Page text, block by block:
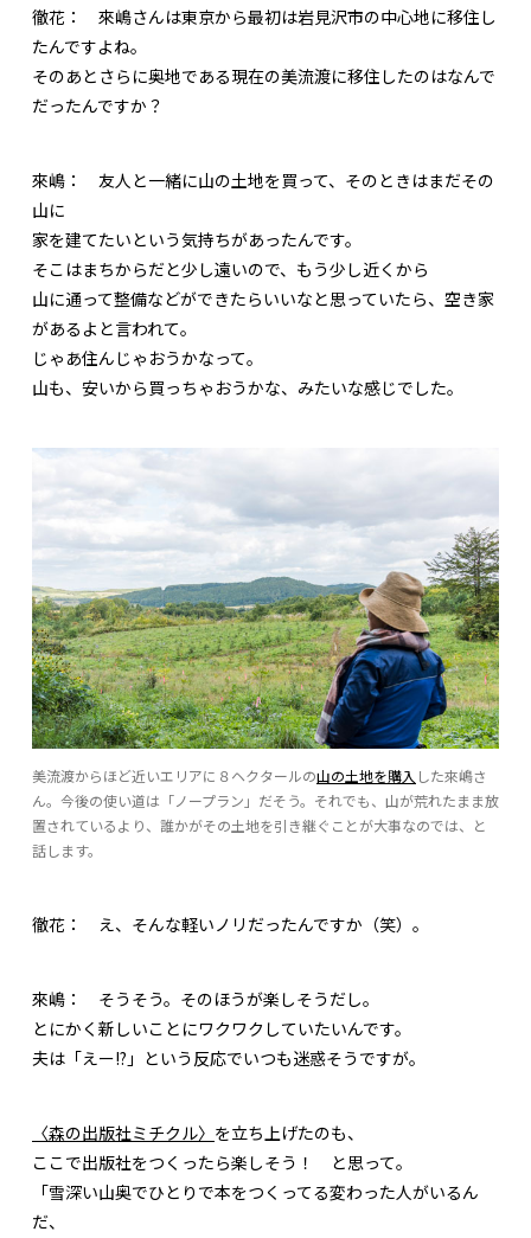
徹花： 來嶋さんは東京から最初は岩見沢市の中心地に移住し
たんですよね。
そのあとさらに奥地である現在の美流渡に移住したのはなんで
だったんですか？
來嶋： 友人と一緒に山の土地を買って、そのときはまだその
山に
家を建てたいという気持ちがあったんです。
そこはまちからだと少し遠いので、もう少し近くから
山に通って整備などができたらいいなと思っていたら、空き家
があるよと言われて。
じゃあ住んじゃおうかなって。
山も、安いから買っちゃおうかな、みたいな感じでした。
美流渡からほど近いエリアに８ヘクタールの山の土地を購入 した來嶋さ
ん。今後の使い道は「ノープラン」だそう。それでも、山が荒れたまま放
置されているより、誰かがその土地を引き継ぐことが大事なのでは、と
話します。
徹花： え、そんな軽いノリだったんですか（笑）。
來嶋： そうそう。そのほうが楽しそうだし。
とにかく新しいことにワクワクしていたいんです。
夫は「えー!?」という反応でいつも迷惑そうですが。
〈森の出版社ミチクル〉 を立ち上げたのも、
ここで出版社をつくったら楽しそう！ と思って。
「雪深い山奥でひとりで本をつくってる変わった人がいるん
だ、